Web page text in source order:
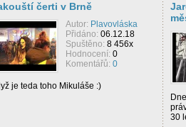
čerti v Brně
Autor: Plavovláska
Přidáno: 06.12.18
Spuštěno: 8 456x
Hodnocení: 0
Komentářů: 0
je teda toho Mikuláše :)
30